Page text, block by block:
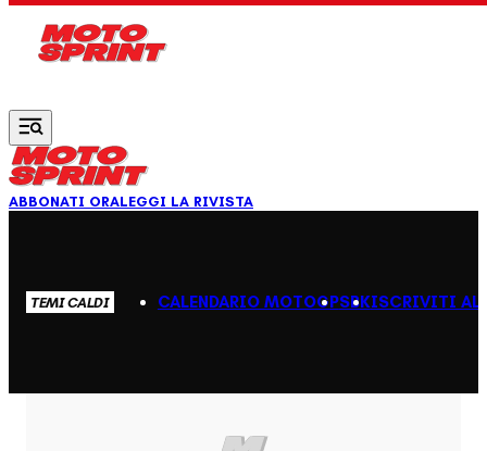
ABBONATI ORALEGGI LA RIVISTA
TEMI CALDI CALENDARIO MOTOGPSBKISCRIVITI AL